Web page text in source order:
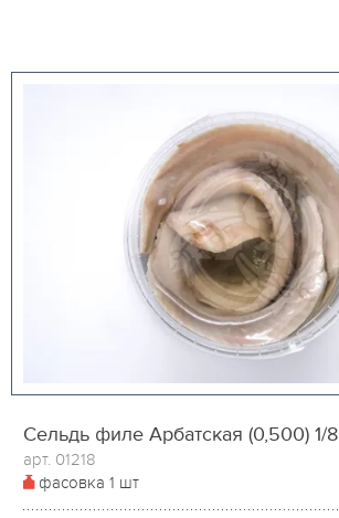
Сельдь филе Арбатская (0,500) 1/8
арт. 01218
фасовка 1 шт